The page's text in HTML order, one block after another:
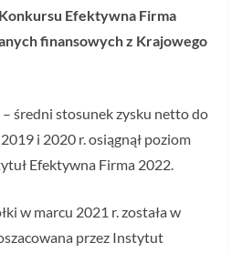
Efektywna Firma
finansowych z Krajowego
średni stosunek zysku netto do
i 2020 r. osiągnął poziom
Efektywna Firma 2022.
w marcu 2021 r. została w
przez Instytut